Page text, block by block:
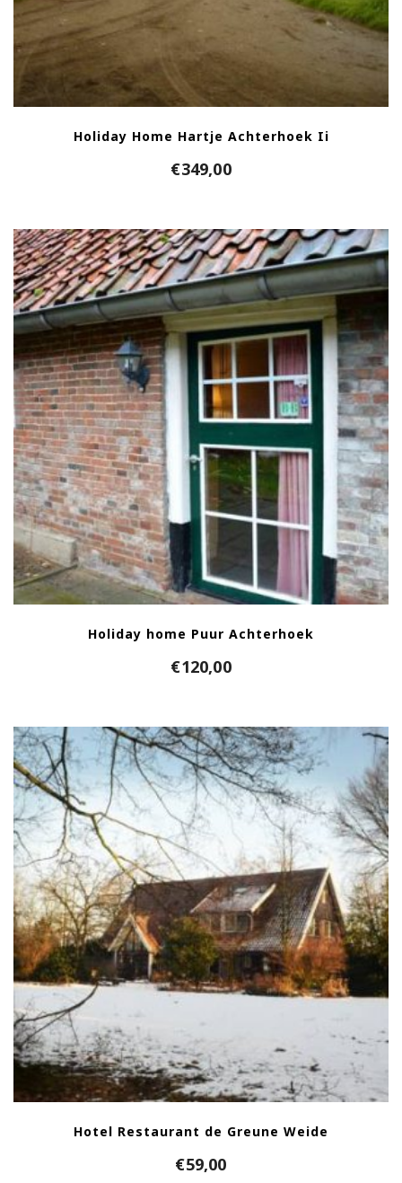
Holiday Home Hartje Achterhoek Ii
€349,00
Holiday home Puur Achterhoek
€120,00
Hotel Restaurant de Greune Weide
€59,00